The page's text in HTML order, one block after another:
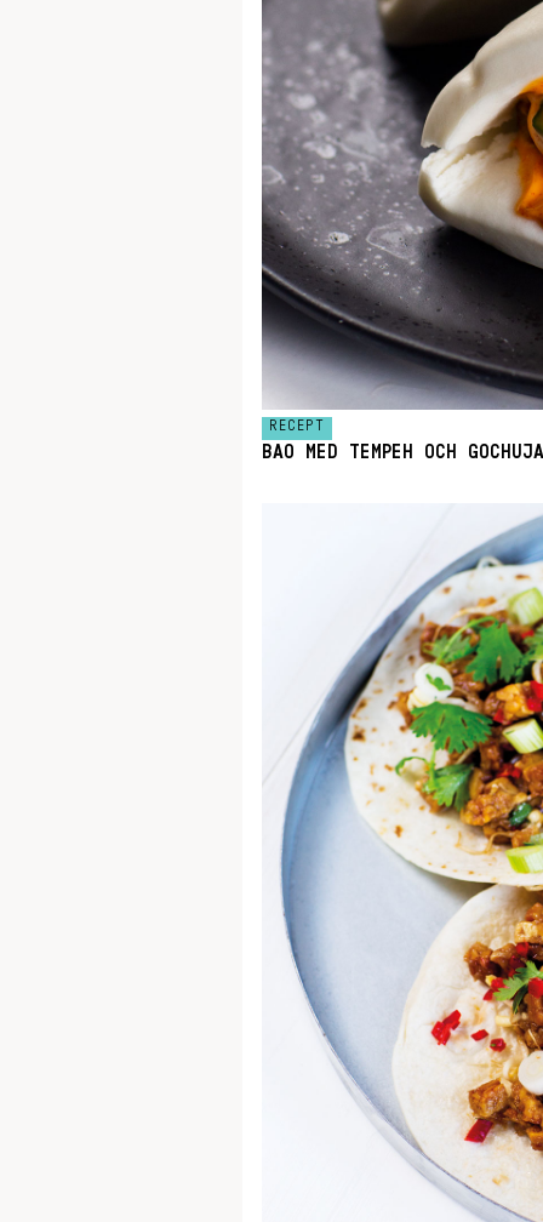
RECEPT
BAO MED TEMPEH OCH